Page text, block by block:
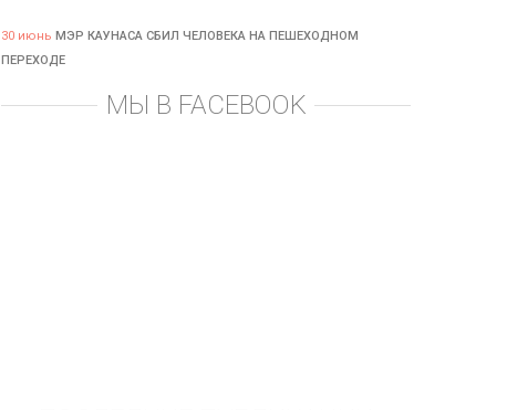
30 июнь МЭР КАУНАСА СБИЛ ЧЕЛОВЕКА НА ПЕШЕХОДНОМ
ПЕРЕХОДЕ
МЫ В FACEBOOK